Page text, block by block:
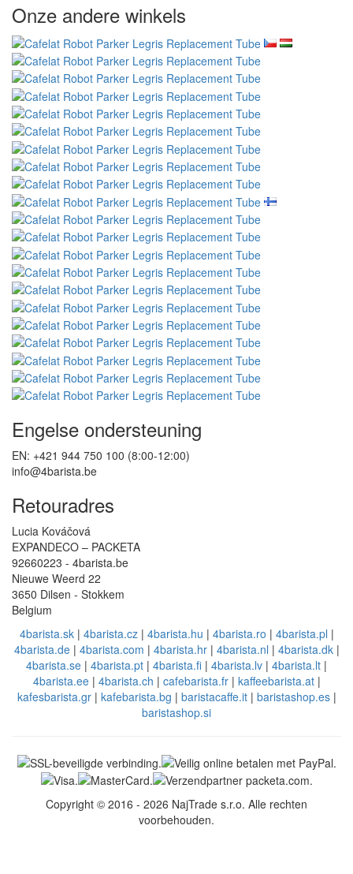
Onze andere winkels
Engelse ondersteuning
EN: +421 944 750 100 (8:00-12:00)
info@4barista.be
Retouradres
Lucia Kováčová
EXPANDECO – PACKETA
92660223 - 4barista.be
Nieuwe Weerd 22
3650 Dilsen - Stokkem
Belgium
4barista.sk| 4barista.cz| 4barista.hu | 4barista.ro | 4barista.pl |
4barista.de| 4barista.com | 4barista.hr| 4barista.nl | 4barista.dk|
4barista.se | 4barista.pt | 4barista.fi | 4barista.lv | 4barista.lt |
4barista.ee| 4barista.ch | cafebarista.fr| kaffeebarista.at|
kafesbarista.gr| kafebarista.bg | baristacaffe.it| baristashop.es|
baristashop.si
Copyright © 2016 - 2026 NajTrade s.r.o. Alle rechten
voorbehouden.